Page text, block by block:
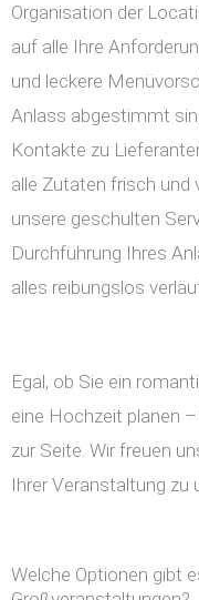
Organisation der
auf alle Ihre
und leckere
Anlass abgestimmt
Kontakte zu
alle Zutaten frisch und
unsere geschulten
Durchführung Ihres
alles reibungslos
Egal, ob Sie ein
eine Hochzeit planen
zur Seite. Wir freuen
Ihrer Veranstaltung zu
Welche Optionen gibt